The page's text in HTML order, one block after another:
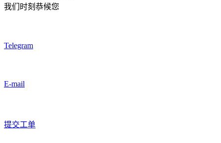
我们时刻恭候您
Telegram
E-mail
提交工单